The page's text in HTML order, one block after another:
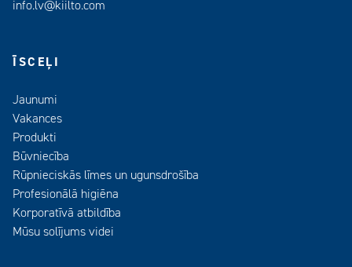
info.lv@kiilto.com
ĪSCEĻI
Jaunumi
Vakances
Produkti
Būvniecība
Rūpnieciskās līmes un ugunsdrošība
Profesionālā higiēna
Korporatīvā atbildība
Mūsu solījums videi